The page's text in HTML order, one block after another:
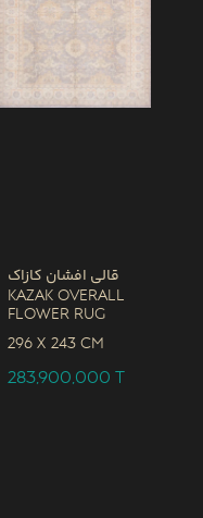
قالی افشان کازاک
Kazak Overall
Flower Rug
296 x 243 CM
283,900,000T